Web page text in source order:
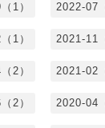
1） 2022-07
1） 2021-11
2） 2021-02
2） 2020-04